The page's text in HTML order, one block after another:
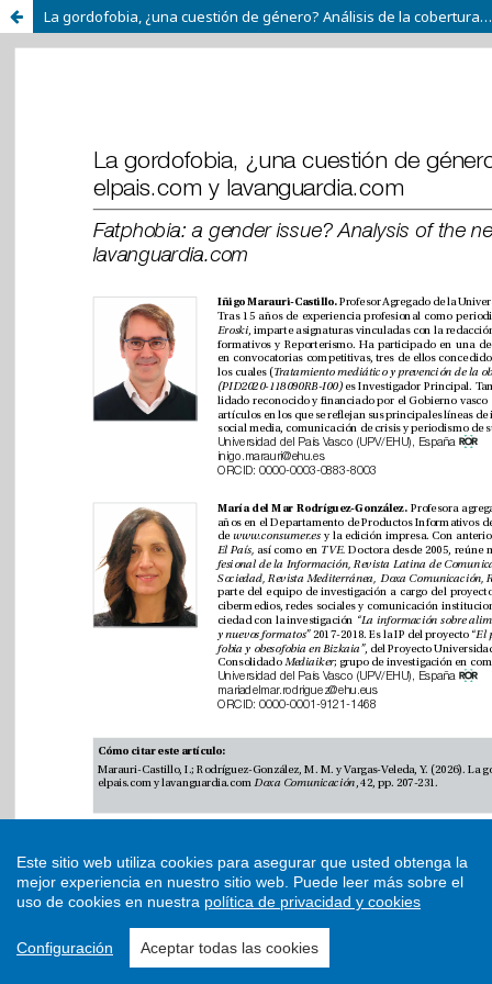
La gordofobia, ¿una cuestión de género? Análisis de la cobertura de elpais.com y lavanguardia.com
Este sitio web utiliza cookies para asegurar que usted obtenga la
mejor experiencia en nuestro sitio web. Puede leer más sobre el
uso de cookies en nuestra política de privacidad y cookies
Configuración Aceptar todas las cookies